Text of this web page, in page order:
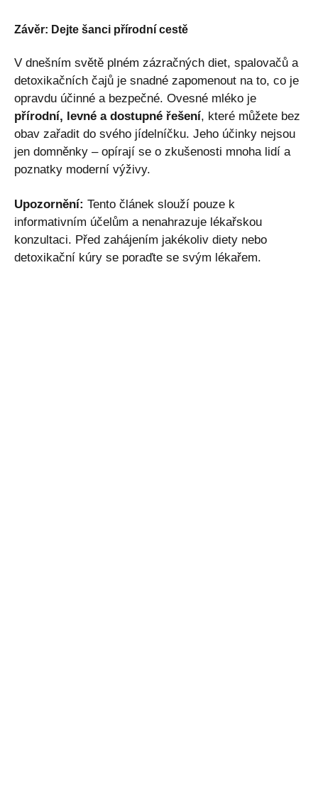
Závěr: Dejte šanci přírodní cestě
V dnešním světě plném zázračných diet, spalovačů a
detoxikačních čajů je snadné zapomenout na to, co je
opravdu účinné a bezpečné. Ovesné mléko je
přírodní, levné a dostupné řešení, které můžete bez
obav zařadit do svého jídelníčku. Jeho účinky nejsou
jen domněnky – opírají se o zkušenosti mnoha lidí a
poznatky moderní výživy.
Upozornění: Tento článek slouží pouze k
informativním účelům a nenahrazuje lékařskou
konzultaci. Před zahájením jakékoliv diety nebo
detoxikační kúry se poraďte se svým lékařem.